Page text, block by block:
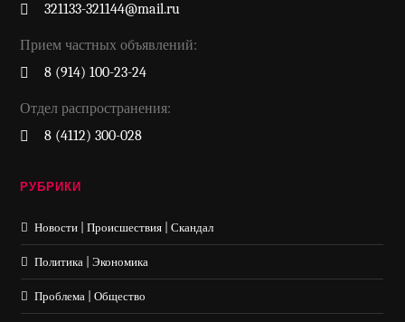
321133-321144@mail.ru
Прием частных объявлений:
8 (914) 100-23-24
Отдел распространения:
8 (4112) 300-028
РУБРИКИ
Новости | Происшествия | Скандал
Политика | Экономика
Проблема | Общество